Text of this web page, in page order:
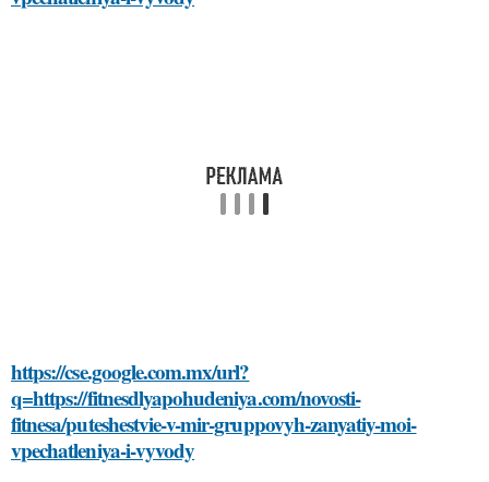
https://cse.google.com.mx/url?
q=https://fitnesdlyapohudeniya.com/novosti-
fitnesa/puteshestvie-v-mir-gruppovyh-zanyatiy-moi-
vpechatleniya-i-vyvody